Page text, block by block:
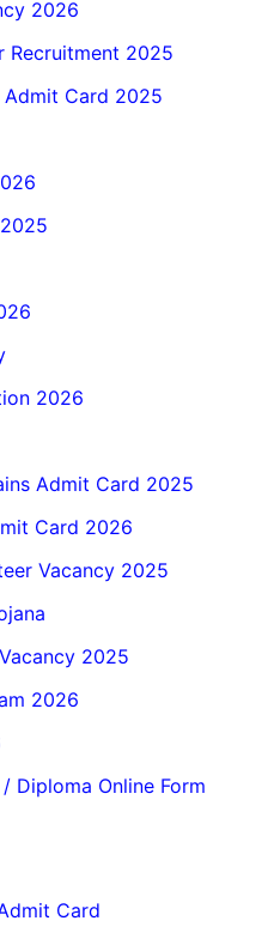
2026
Recruitment 2025
Admit Card 2025
2026
Admit Card 2025
Card 2026
Vacancy 2025
2025
2026
Diploma Online Form
Card